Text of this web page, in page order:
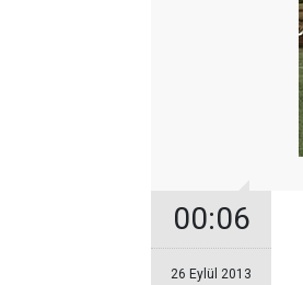
00:06
26 Eylül 2013